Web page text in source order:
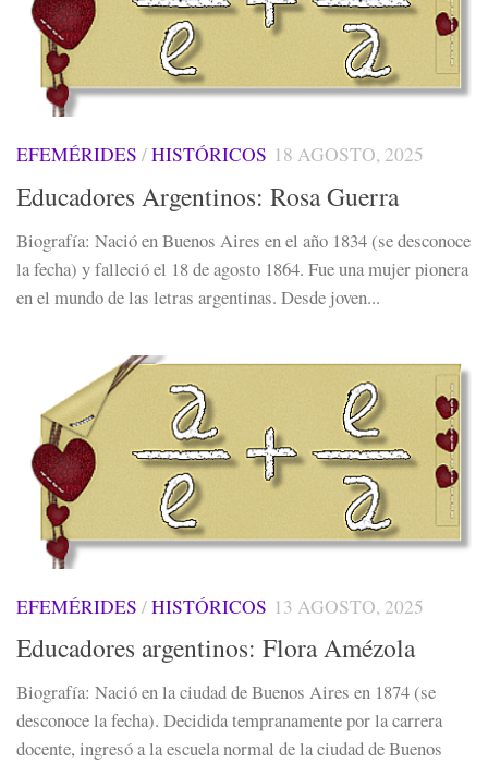
EFEMÉRIDES /HISTÓRICOS 18 AGOSTO, 2025
Educadores Argentinos: Rosa Guerra
Biografía: Nació en Buenos Aires en el año 1834 (se desconoce
la fecha) y falleció el 18 de agosto 1864. Fue una mujer pionera
en el mundo de las letras argentinas.​ Desde joven...
EFEMÉRIDES /HISTÓRICOS 13 AGOSTO, 2025
Educadores argentinos: Flora Amézola
Biografía: Nació en la ciudad de Buenos Aires en 1874 (se
desconoce la fecha). Decidida tempranamente por la carrera
docente, ingresó a la escuela normal de la ciudad de Buenos